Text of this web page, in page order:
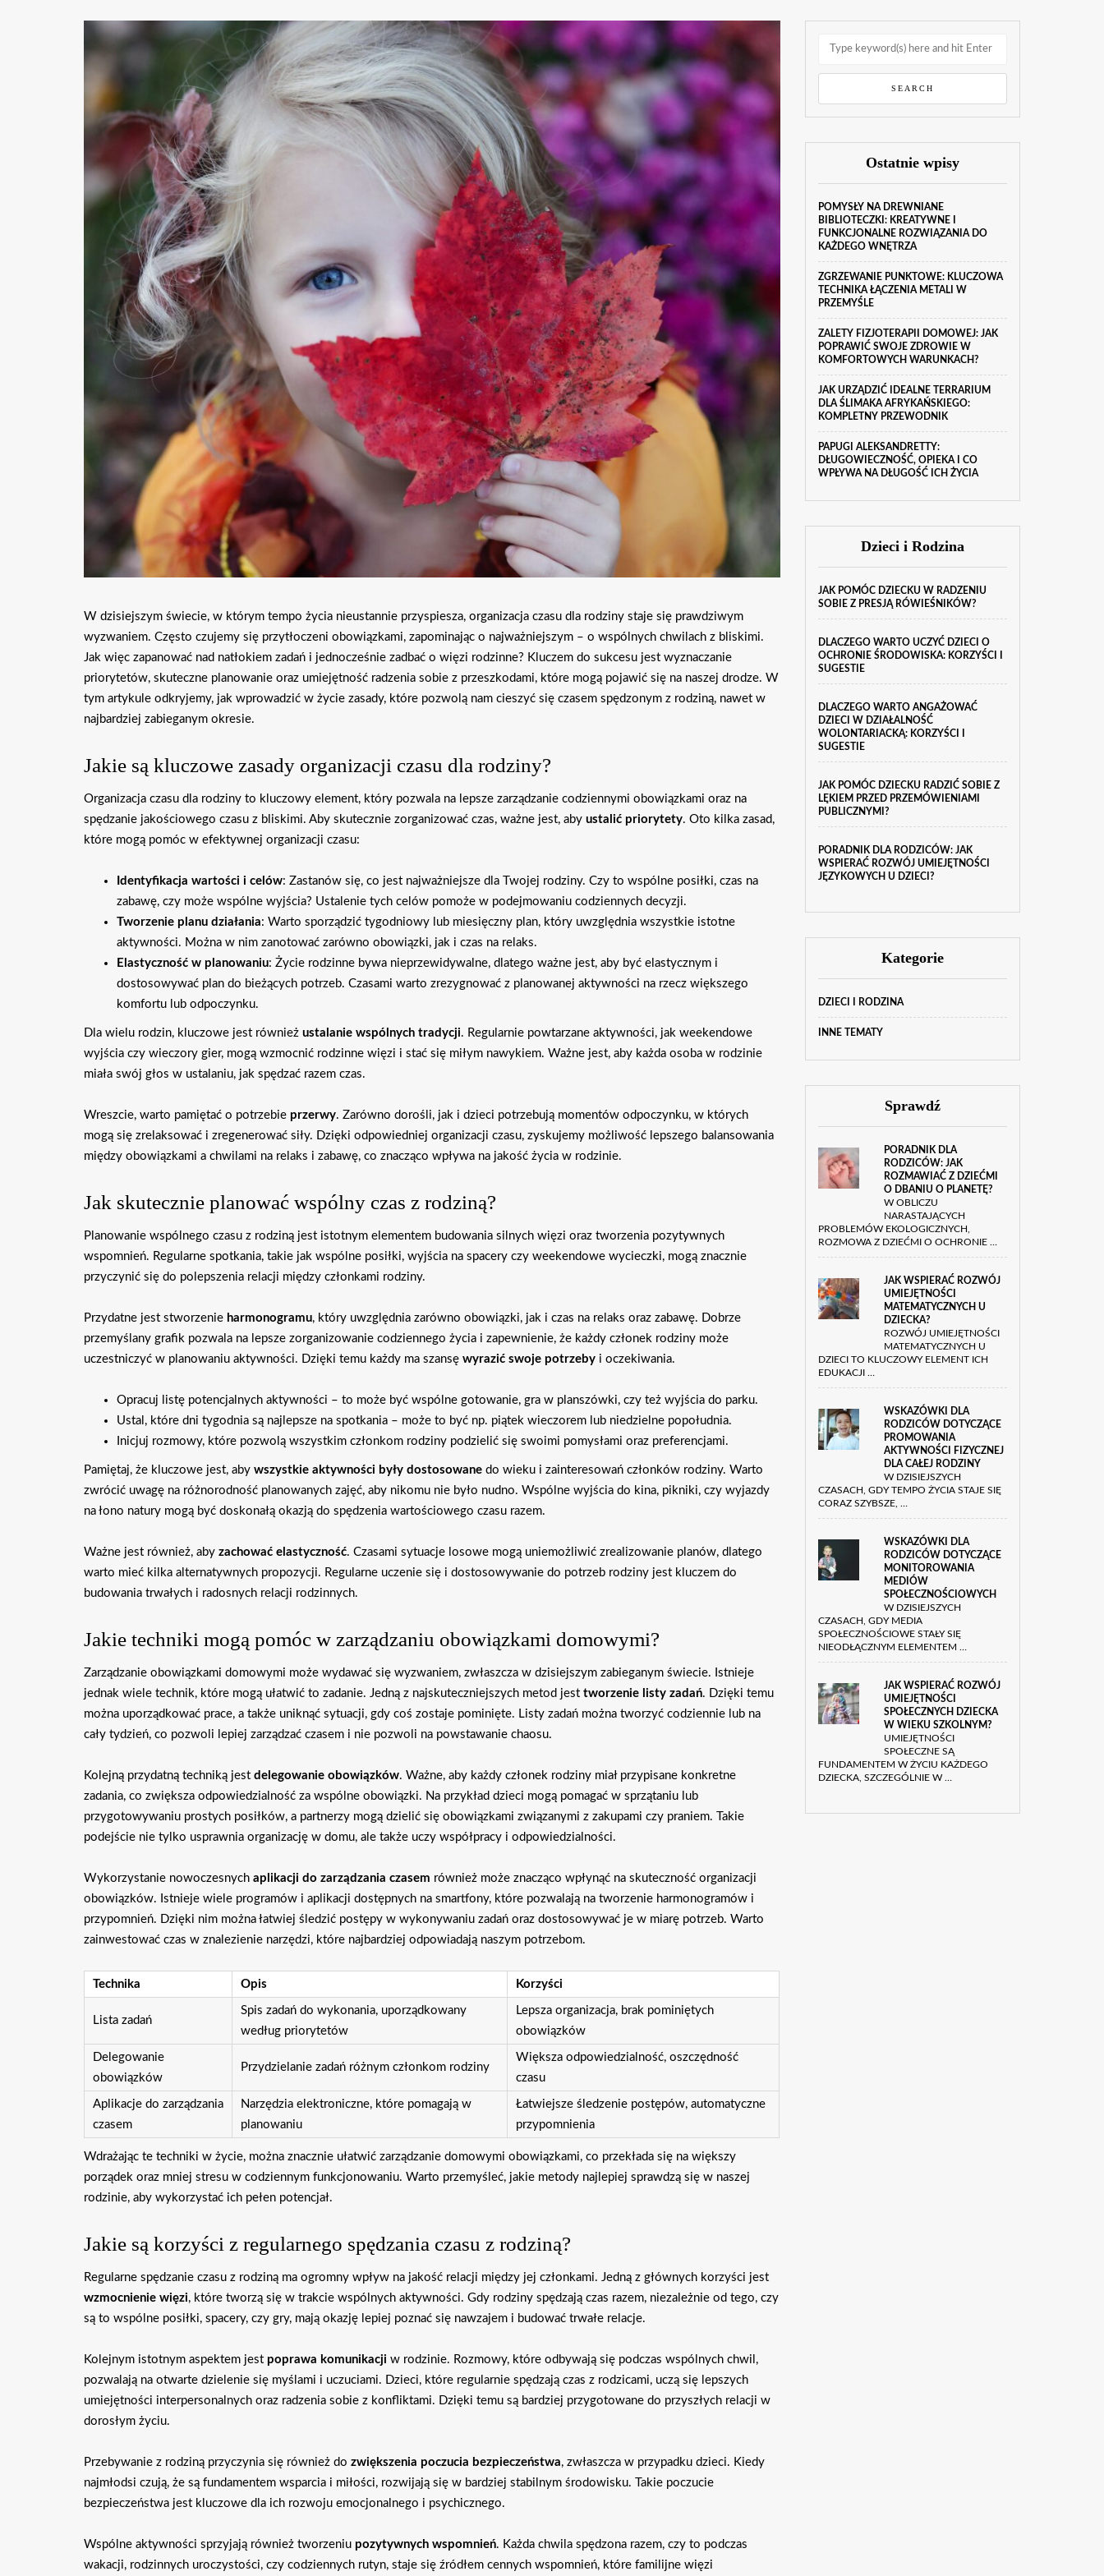
W dzisiejszym świecie, w którym tempo życia nieustannie przyspiesza, organizacja czasu dla rodziny staje się prawdziwym
wyzwaniem. Często czujemy się przytłoczeni obowiązkami, zapominając o najważniejszym – o wspólnych chwilach z bliskimi.
Jak więc zapanować nad natłokiem zadań i jednocześnie zadbać o więzi rodzinne? Kluczem do sukcesu jest wyznaczanie
priorytetów, skuteczne planowanie oraz umiejętność radzenia sobie z przeszkodami, które mogą pojawić się na naszej drodze. W
tym artykule odkryjemy, jak wprowadzić w życie zasady, które pozwolą nam cieszyć się czasem spędzonym z rodziną, nawet w
najbardziej zabieganym okresie.
Jakie są kluczowe zasady organizacji czasu dla rodziny?
Organizacja czasu dla rodziny to kluczowy element, który pozwala na lepsze zarządzanie codziennymi obowiązkami oraz na
spędzanie jakościowego czasu z bliskimi. Aby skutecznie zorganizować czas, ważne jest, aby ustalić priorytety. Oto kilka zasad,
które mogą pomóc w efektywnej organizacji czasu:
Identyfikacja wartości i celów: Zastanów się, co jest najważniejsze dla Twojej rodziny. Czy to wspólne posiłki, czas na
zabawę, czy może wspólne wyjścia? Ustalenie tych celów pomoże w podejmowaniu codziennych decyzji.
Tworzenie planu działania: Warto sporządzić tygodniowy lub miesięczny plan, który uwzględnia wszystkie istotne
aktywności. Można w nim zanotować zarówno obowiązki, jak i czas na relaks.
Elastyczność w planowaniu: Życie rodzinne bywa nieprzewidywalne, dlatego ważne jest, aby być elastycznym i
dostosowywać plan do bieżących potrzeb. Czasami warto zrezygnować z planowanej aktywności na rzecz większego
komfortu lub odpoczynku.
Dla wielu rodzin, kluczowe jest również ustalanie wspólnych tradycji. Regularnie powtarzane aktywności, jak weekendowe
wyjścia czy wieczory gier, mogą wzmocnić rodzinne więzi i stać się miłym nawykiem. Ważne jest, aby każda osoba w rodzinie
miała swój głos w ustalaniu, jak spędzać razem czas.
Wreszcie, warto pamiętać o potrzebie przerwy. Zarówno dorośli, jak i dzieci potrzebują momentów odpoczynku, w których
mogą się zrelaksować i zregenerować siły. Dzięki odpowiedniej organizacji czasu, zyskujemy możliwość lepszego balansowania
między obowiązkami a chwilami na relaks i zabawę, co znacząco wpływa na jakość życia w rodzinie.
Jak skutecznie planować wspólny czas z rodziną?
Planowanie wspólnego czasu z rodziną jest istotnym elementem budowania silnych więzi oraz tworzenia pozytywnych
wspomnień. Regularne spotkania, takie jak wspólne posiłki, wyjścia na spacery czy weekendowe wycieczki, mogą znacznie
przyczynić się do polepszenia relacji między członkami rodziny.
Przydatne jest stworzenie harmonogramu, który uwzględnia zarówno obowiązki, jak i czas na relaks oraz zabawę. Dobrze
przemyślany grafik pozwala na lepsze zorganizowanie codziennego życia i zapewnienie, że każdy członek rodziny może
uczestniczyć w planowaniu aktywności. Dzięki temu każdy ma szansę wyrazić swoje potrzeby i oczekiwania.
Opracuj listę potencjalnych aktywności – to może być wspólne gotowanie, gra w planszówki, czy też wyjścia do parku.
Ustal, które dni tygodnia są najlepsze na spotkania – może to być np. piątek wieczorem lub niedzielne popołudnia.
Inicjuj rozmowy, które pozwolą wszystkim członkom rodziny podzielić się swoimi pomysłami oraz preferencjami.
Pamiętaj, że kluczowe jest, aby wszystkie aktywności były dostosowane do wieku i zainteresowań członków rodziny. Warto
zwrócić uwagę na różnorodność planowanych zajęć, aby nikomu nie było nudno. Wspólne wyjścia do kina, pikniki, czy wyjazdy
na łono natury mogą być doskonałą okazją do spędzenia wartościowego czasu razem.
Ważne jest również, aby zachować elastyczność. Czasami sytuacje losowe mogą uniemożliwić zrealizowanie planów, dlatego
warto mieć kilka alternatywnych propozycji. Regularne uczenie się i dostosowywanie do potrzeb rodziny jest kluczem do
budowania trwałych i radosnych relacji rodzinnych.
Jakie techniki mogą pomóc w zarządzaniu obowiązkami domowymi?
Zarządzanie obowiązkami domowymi może wydawać się wyzwaniem, zwłaszcza w dzisiejszym zabieganym świecie. Istnieje
jednak wiele technik, które mogą ułatwić to zadanie. Jedną z najskuteczniejszych metod jest tworzenie listy zadań. Dzięki temu
można uporządkować prace, a także uniknąć sytuacji, gdy coś zostaje pominięte. Listy zadań można tworzyć codziennie lub na
cały tydzień, co pozwoli lepiej zarządzać czasem i nie pozwoli na powstawanie chaosu.
Kolejną przydatną techniką jest delegowanie obowiązków. Ważne, aby każdy członek rodziny miał przypisane konkretne
zadania, co zwiększa odpowiedzialność za wspólne obowiązki. Na przykład dzieci mogą pomagać w sprzątaniu lub
przygotowywaniu prostych posiłków, a partnerzy mogą dzielić się obowiązkami związanymi z zakupami czy praniem. Takie
podejście nie tylko usprawnia organizację w domu, ale także uczy współpracy i odpowiedzialności.
Wykorzystanie nowoczesnych aplikacji do zarządzania czasem również może znacząco wpłynąć na skuteczność organizacji
obowiązków. Istnieje wiele programów i aplikacji dostępnych na smartfony, które pozwalają na tworzenie harmonogramów i
przypomnień. Dzięki nim można łatwiej śledzić postępy w wykonywaniu zadań oraz dostosowywać je w miarę potrzeb. Warto
zainwestować czas w znalezienie narzędzi, które najbardziej odpowiadają naszym potrzebom.
Technika Opis Korzyści
Lista zadań
Spis zadań do wykonania, uporządkowany
według priorytetów
Lepsza organizacja, brak pominiętych
obowiązków
Delegowanie
obowiązków
Przydzielanie zadań różnym członkom rodziny
Większa odpowiedzialność, oszczędność
czasu
Aplikacje do zarządzania
czasem
Narzędzia elektroniczne, które pomagają w
planowaniu
Łatwiejsze śledzenie postępów, automatyczne
przypomnienia
Wdrażając te techniki w życie, można znacznie ułatwić zarządzanie domowymi obowiązkami, co przekłada się na większy
porządek oraz mniej stresu w codziennym funkcjonowaniu. Warto przemyśleć, jakie metody najlepiej sprawdzą się w naszej
rodzinie, aby wykorzystać ich pełen potencjał.
Jakie są korzyści z regularnego spędzania czasu z rodziną?
Regularne spędzanie czasu z rodziną ma ogromny wpływ na jakość relacji między jej członkami. Jedną z głównych korzyści jest
wzmocnienie więzi, które tworzą się w trakcie wspólnych aktywności. Gdy rodziny spędzają czas razem, niezależnie od tego, czy
są to wspólne posiłki, spacery, czy gry, mają okazję lepiej poznać się nawzajem i budować trwałe relacje.
Kolejnym istotnym aspektem jest poprawa komunikacji w rodzinie. Rozmowy, które odbywają się podczas wspólnych chwil,
pozwalają na otwarte dzielenie się myślami i uczuciami. Dzieci, które regularnie spędzają czas z rodzicami, uczą się lepszych
umiejętności interpersonalnych oraz radzenia sobie z konfliktami. Dzięki temu są bardziej przygotowane do przyszłych relacji w
dorosłym życiu.
Przebywanie z rodziną przyczynia się również do zwiększenia poczucia bezpieczeństwa, zwłaszcza w przypadku dzieci. Kiedy
najmłodsi czują, że są fundamentem wsparcia i miłości, rozwijają się w bardziej stabilnym środowisku. Takie poczucie
bezpieczeństwa jest kluczowe dla ich rozwoju emocjonalnego i psychicznego.
Wspólne aktywności sprzyjają również tworzeniu pozytywnych wspomnień. Każda chwila spędzona razem, czy to podczas
wakacji, rodzinnych uroczystości, czy codziennych rutyn, staje się źródłem cennych wspomnień, które familijne więzi
Ostatnie wpisy
POMYSŁY NA DREWNIANE
BIBLIOTECZKI: KREATYWNE I
FUNKCJONALNE ROZWIĄZANIA DO
KAŻDEGO WNĘTRZA
ZGRZEWANIE PUNKTOWE: KLUCZOWA
TECHNIKA ŁĄCZENIA METALI W
PRZEMYŚLE
ZALETY FIZJOTERAPII DOMOWEJ: JAK
POPRAWIĆ SWOJE ZDROWIE W
KOMFORTOWYCH WARUNKACH?
JAK URZĄDZIĆ IDEALNE TERRARIUM
DLA ŚLIMAKA AFRYKAŃSKIEGO:
KOMPLETNY PRZEWODNIK
PAPUGI ALEKSANDRETTY:
DŁUGOWIECZNOŚĆ, OPIEKA I CO
WPŁYWA NA DŁUGOŚĆ ICH ŻYCIA
Dzieci i Rodzina
JAK POMÓC DZIECKU W RADZENIU
SOBIE Z PRESJĄ RÓWIEŚNIKÓW?
DLACZEGO WARTO UCZYĆ DZIECI O
OCHRONIE ŚRODOWISKA: KORZYŚCI I
SUGESTIE
DLACZEGO WARTO ANGAŻOWAĆ
DZIECI W DZIAŁALNOŚĆ
WOLONTARIACKĄ: KORZYŚCI I
SUGESTIE
JAK POMÓC DZIECKU RADZIĆ SOBIE Z
LĘKIEM PRZED PRZEMÓWIENIAMI
PUBLICZNYMI?
PORADNIK DLA RODZICÓW: JAK
WSPIERAĆ ROZWÓJ UMIEJĘTNOŚCI
JĘZYKOWYCH U DZIECI?
Kategorie
DZIECI I RODZINA
INNE TEMATY
Sprawdź
PORADNIK DLA
RODZICÓW: JAK
ROZMAWIAĆ Z DZIEĆMI
O DBANIU O PLANETĘ?
W OBLICZU
NARASTAJĄCYCH
PROBLEMÓW EKOLOGICZNYCH,
ROZMOWA Z DZIEĆMI O OCHRONIE …
JAK WSPIERAĆ ROZWÓJ
UMIEJĘTNOŚCI
MATEMATYCZNYCH U
DZIECKA?
ROZWÓJ UMIEJĘTNOŚCI
MATEMATYCZNYCH U
DZIECI TO KLUCZOWY ELEMENT ICH
EDUKACJI …
WSKAZÓWKI DLA
RODZICÓW DOTYCZĄCE
PROMOWANIA
AKTYWNOŚCI FIZYCZNEJ
DLA CAŁEJ RODZINY
W DZISIEJSZYCH
CZASACH, GDY TEMPO ŻYCIA STAJE SIĘ
CORAZ SZYBSZE, …
WSKAZÓWKI DLA
RODZICÓW DOTYCZĄCE
MONITOROWANIA
MEDIÓW
SPOŁECZNOŚCIOWYCH
W DZISIEJSZYCH
CZASACH, GDY MEDIA
SPOŁECZNOŚCIOWE STAŁY SIĘ
NIEODŁĄCZNYM ELEMENTEM …
JAK WSPIERAĆ ROZWÓJ
UMIEJĘTNOŚCI
SPOŁECZNYCH DZIECKA
W WIEKU SZKOLNYM?
UMIEJĘTNOŚCI
SPOŁECZNE SĄ
FUNDAMENTEM W ŻYCIU KAŻDEGO
DZIECKA, SZCZEGÓLNIE W …